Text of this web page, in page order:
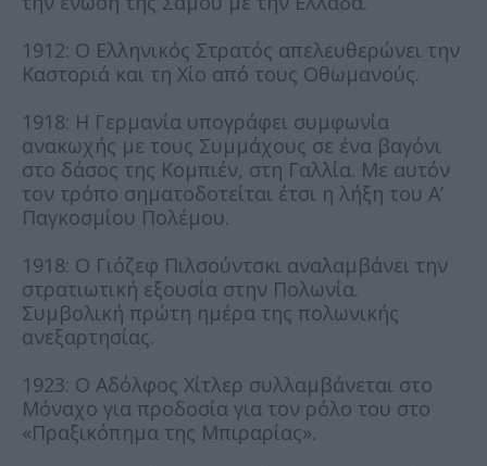
1912: Ο Ελληνικός Στρατός απελευθερώνει την
Καστοριά και τη Χίο από τους Οθωμανούς.
1918: Η Γερμανία υπογράφει συμφωνία
ανακωχής με τους Συμμάχους σε ένα βαγόνι
στο δάσος της Κομπιέν, στη Γαλλία. Με αυτόν
τον τρόπο σηματοδοτείται έτσι η λήξη του Α’
Παγκοσμίου Πολέμου.
1918: Ο Γιόζεφ Πιλσούντσκι αναλαμβάνει την
στρατιωτική εξουσία στην Πολωνία.
Συμβολική πρώτη ημέρα της πολωνικής
ανεξαρτησίας.
1923: Ο Αδόλφος Χίτλερ συλλαμβάνεται στο
Μόναχο για προδοσία για τον ρόλο του στο
«Πραξικόπημα της Μπιραρίας».